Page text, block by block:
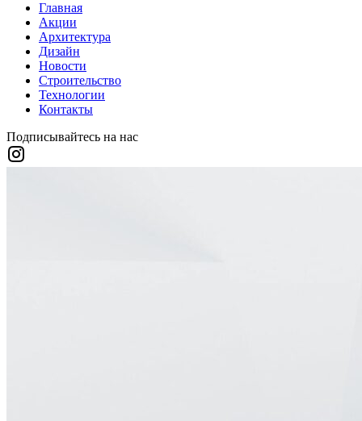
Главная
Акции
Архитектура
Дизайн
Новости
Строительство
Технологии
Контакты
Подписывайтесь на нас